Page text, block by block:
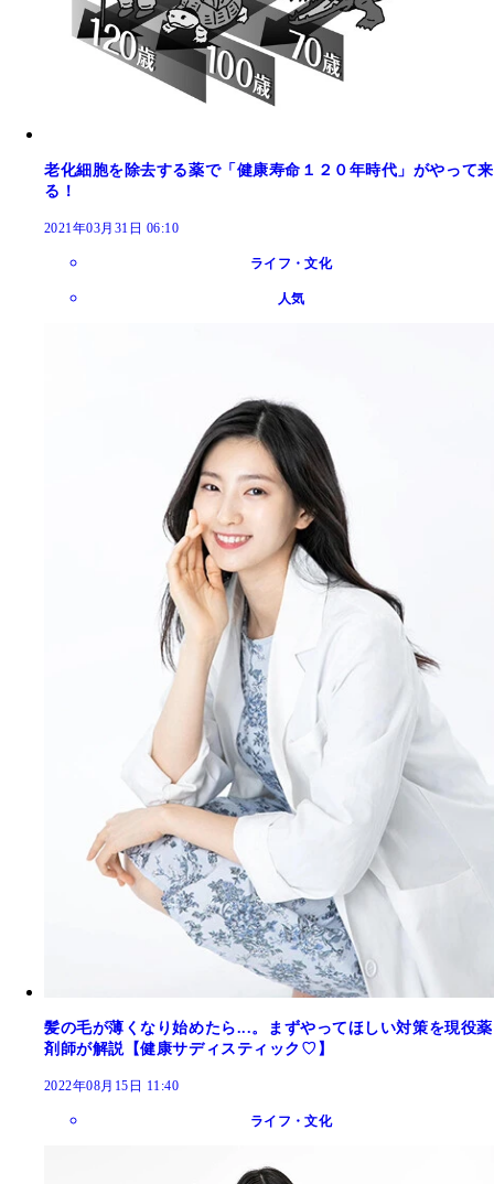
老化細胞を除去する薬で「健康寿命１２０年時代」がやって来
る！
2021年03月31日 06:10
ライフ・文化
人気
髪の毛が薄くなり始めたら...。まずやってほしい対策を現役薬
剤師が解説【健康サディスティック♡】
2022年08月15日 11:40
ライフ・文化